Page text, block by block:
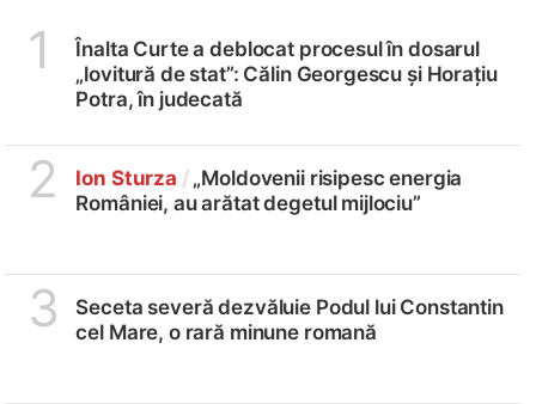
1
Înalta Curte a deblocat procesul în dosarul
„lovitură de stat”: Călin Georgescu și Horațiu
Potra, în judecată
2 Ion Sturza /„Moldovenii risipesc energia
României, au arătat degetul mijlociu”
3
Seceta severă dezvăluie Podul lui Constantin
cel Mare, o rară minune romană